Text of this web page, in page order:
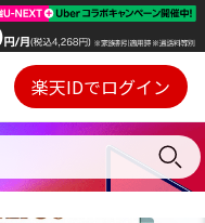
Webプレイヤー
ご契約内容の確認・変更
楽天IDでログイン